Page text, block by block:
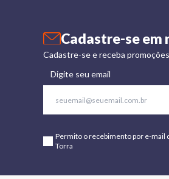
Cadastre-se em
Cadastre-se e receba
Digite seu email
Permito o recebimento por e-mail
Torra